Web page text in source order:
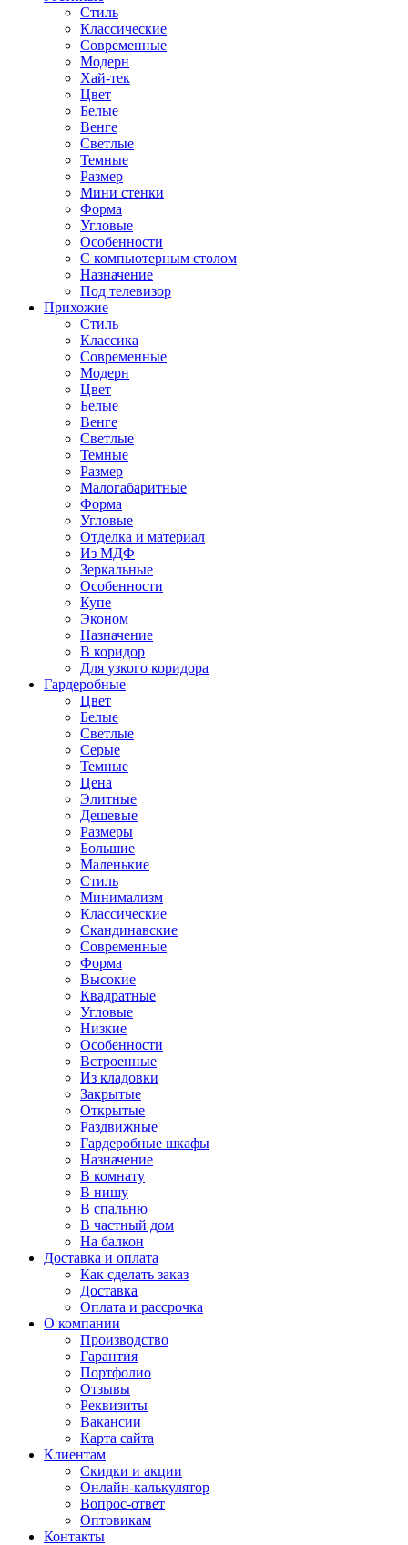
Стиль
Классические
Современные
Модерн
Хай-тек
Цвет
Белые
Венге
Светлые
Темные
Размер
Мини стенки
Форма
Угловые
Особенности
С компьютерным столом
Назначение
Под телевизор
Прихожие
Стиль
Классика
Современные
Модерн
Цвет
Белые
Венге
Светлые
Темные
Размер
Малогабаритные
Форма
Угловые
Отделка и материал
Из МДФ
Зеркальные
Особенности
Купе
Эконом
Назначение
В коридор
Для узкого коридора
Гардеробные
Цвет
Белые
Светлые
Серые
Темные
Цена
Элитные
Дешевые
Размеры
Большие
Маленькие
Стиль
Минимализм
Классические
Скандинавские
Современные
Форма
Высокие
Квадратные
Угловые
Низкие
Особенности
Встроенные
Из кладовки
Закрытые
Открытые
Раздвижные
Гардеробные шкафы
Назначение
В комнату
В нишу
В спальню
В частный дом
На балкон
Доставка и оплата
Как сделать заказ
Доставка
Оплата и рассрочка
О компании
Производство
Гарантия
Портфолио
Отзывы
Реквизиты
Вакансии
Карта сайта
Клиентам
Скидки и акции
Онлайн-калькулятор
Вопрос-ответ
Оптовикам
Контакты